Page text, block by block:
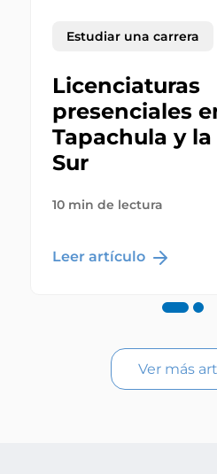
Estudiar una carrera
Licenciaturas
presenciales
Tapachula y
Sur
10 min de lectura
Leer artículo
Ver más